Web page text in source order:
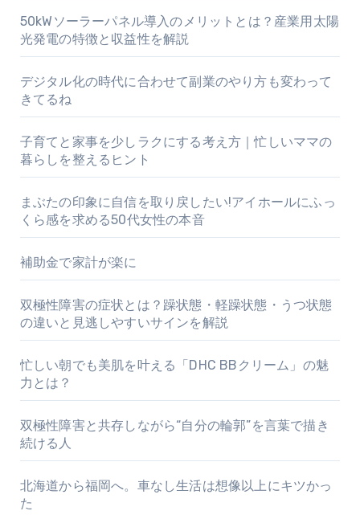
50kWソーラーパネル導入のメリットとは？産業用太陽
光発電の特徴と収益性を解説
デジタル化の時代に合わせて副業のやり方も変わって
きてるね
子育てと家事を少しラクにする考え方｜忙しいママの
暮らしを整えるヒント
まぶたの印象に自信を取り戻したい!アイホールにふっ
くら感を求める50代女性の本音
補助金で家計が楽に
双極性障害の症状とは？躁状態・軽躁状態・うつ状態
の違いと見逃しやすいサインを解説
忙しい朝でも美肌を叶える「DHC BBクリーム」の魅
力とは？
双極性障害と共存しながら“自分の輪郭”を言葉で描き
続ける人
北海道から福岡へ。車なし生活は想像以上にキツかっ
た